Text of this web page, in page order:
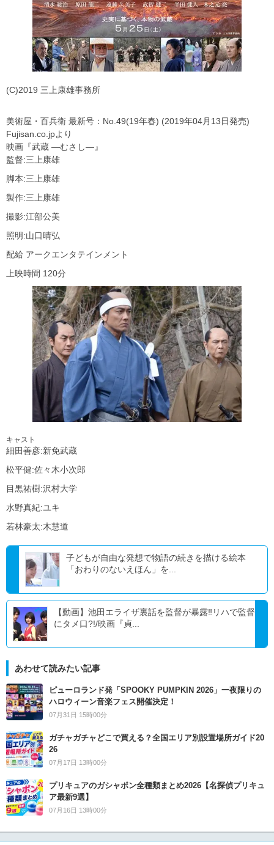
(C)2019 三上康雄事務所
美術屋・百兵衛 最新号：No.49(19年春) (2019年04月13日発売)
Fujisan.co.jpより
映画『武蔵 ―むさし―』
監督:三上康雄
脚本:三上康雄
製作:三上康雄
撮影:江部公美
照明:山口晴弘
配給 アークエンタテインメント
上映時間 120分
キャスト
細田善彦:新免武蔵
松平健:佐々木小次郎
目黒祐樹:沢村大学
水野真紀:ユキ
若林豪太:木慧道
子どもが自由な発想で物語の続きを描ける絵本
「おわりのないえほん」を...
【動画】池田エライザ裏話を監督が暴露‼リハで監督
にタメ口?!/映画『貞...
あわせて読みたい記事
ピューロランド発「SPOOKY PUMPKIN 2026」一夜限りの
ハロウィーン音楽フェス開催決定！
07月31日 15時00分
ガチャガチャどこで買える？全国エリア別設置場所ガイド20
26
07月17日 13時00分
プリキュアのガシャポン全種類まとめ2026【名探偵プリキュ
ア最新9選】
07月16日 13時00分